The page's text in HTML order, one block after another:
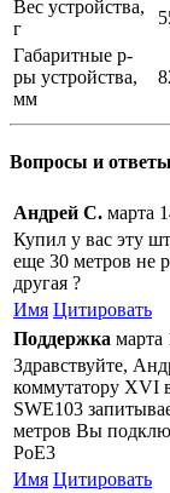
Вес устройства,
г
Габаритные р-
ры устройства,
мм
Вопросы и ответы
Андрей С. марта
Купил у вас эту
еще 30 метров не
другая ?
Имя Цитировать
Поддержка марта
Здравствуйте,
коммутатору XVI
SWE103
метров Вы
РоЕ3
Имя Цитировать